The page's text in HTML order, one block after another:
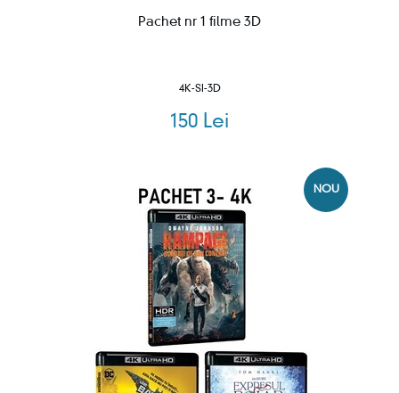
Pachet nr 1 filme 3D
4K-SI-3D
150 Lei
NOU